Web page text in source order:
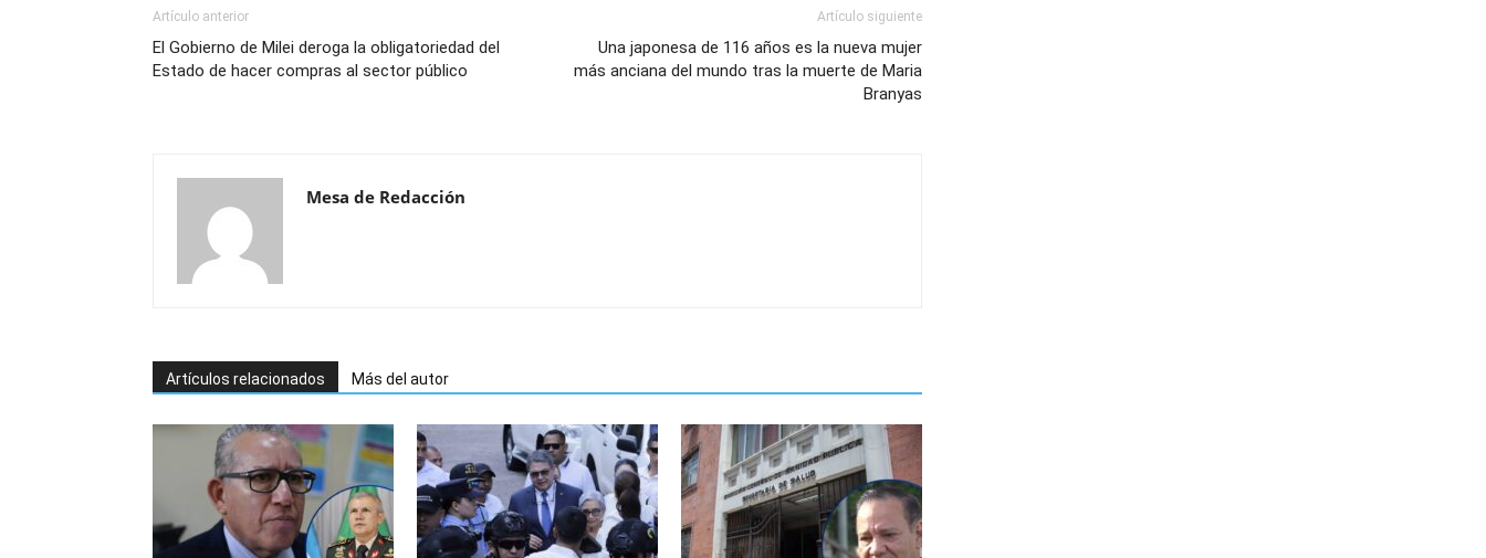
Artículo anterior
El Gobierno de Milei deroga la obligatoriedad del
Estado de hacer compras al sector público
Artículo siguiente
Una japonesa de 116 años es la nueva mujer
más anciana del mundo tras la muerte de Maria
Branyas
Mesa de Redacción
Artículos relacionados Más del autor